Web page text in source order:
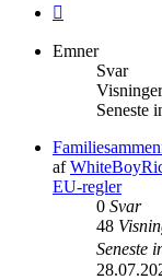
Emner
Svar
Visninger
Seneste
af
EU-regler
0 Svar
48
Seneste